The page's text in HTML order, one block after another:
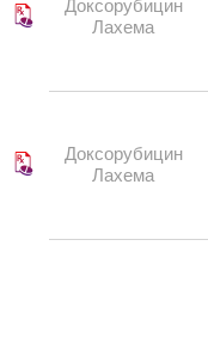
Доксорубицин
Лахема
Доксорубицин
Лахема